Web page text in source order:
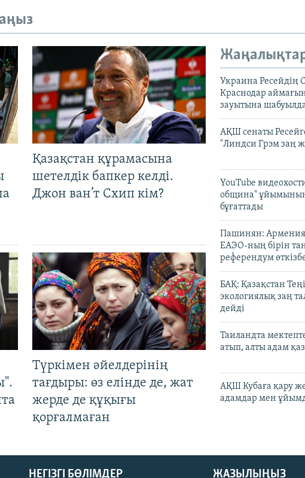
Қазақстан құрамасына
шетелдік бапкер келді.
Джон ван’т Схип кім?
Түркімен әйелдерінің
тағдыры: өз елінде де, жат
жерде де құқығы
қорғалмаған
Украина Ресейдің
Краснодар
зауытына
АҚШ сенаты
"Линдси Грэм заң
YouTube
община" ұйымының
бұғаттады
Пашинян: Армения
ЕАЭО-ның бірін
референдум
БАҚ: Қазақстан
экологиялық заң
дейді
Таиландта
атып, алты адам
АҚШ Кубаға қару
адамдар мен
ЖАЗЫЛЫҢЫЗ
НЕГІЗГІ БӨЛІМДЕР